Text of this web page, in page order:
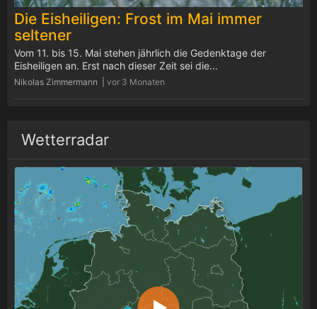
Die Eisheiligen: Frost im Mai immer
seltener
Nikolas Zimmermann | vor 3 Monaten
Vom 11. bis 15. Mai stehen jährlich die Gedenktage der
Eisheiligen an. Erst nach dieser Zeit sei die...
Wetterradar